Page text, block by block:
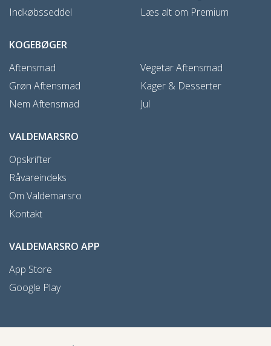
Indkøbsseddel
Læs alt om Premium
KOGEBØGER
Aftensmad
Grøn Aftensmad
Nem Aftensmad
Vegetar Aftensmad
Kager & Desserter
Jul
VALDEMARSRO
Opskrifter
Råvareindeks
Om Valdemarsro
Kontakt
VALDEMARSRO APP
App Store
Google Play